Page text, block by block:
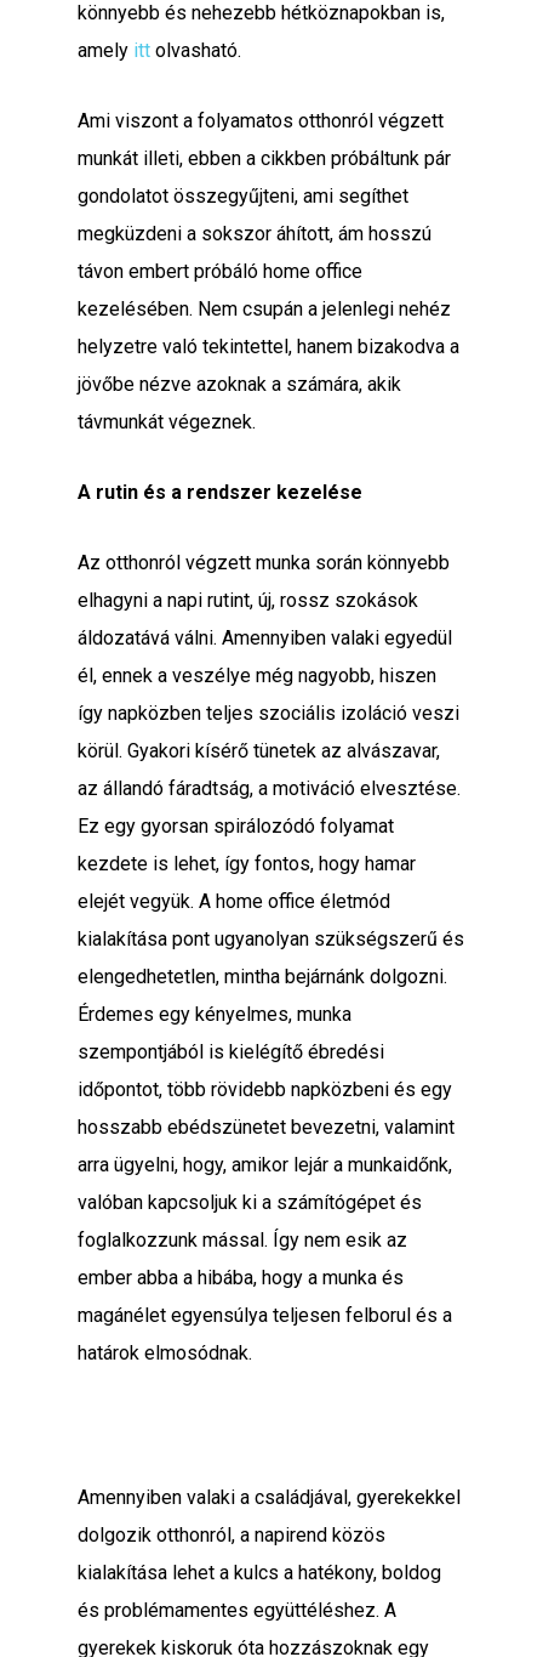
könnyebb és nehezebb hétköznapokban is,
amely ittolvasható.
Ami viszont a folyamatos otthonról végzett
munkát illeti, ebben a cikkben próbáltunk pár
gondolatot összegyűjteni, ami segíthet
megküzdeni a sokszor áhított, ám hosszú
távon embert próbáló home office
kezelésében. Nem csupán a jelenlegi nehéz
helyzetre való tekintettel, hanem bizakodva a
jövőbe nézve azoknak a számára, akik
távmunkát végeznek.
A rutin és a rendszer kezelése
Az otthonról végzett munka során könnyebb
elhagyni a napi rutint, új, rossz szokások
áldozatává válni. Amennyiben valaki egyedül
él, ennek a veszélye még nagyobb, hiszen
így napközben teljes szociális izoláció veszi
körül. Gyakori kísérő tünetek az alvászavar,
az állandó fáradtság, a motiváció elvesztése.
Ez egy gyorsan spirálozódó folyamat
kezdete is lehet, így fontos, hogy hamar
elejét vegyük. A home office életmód
kialakítása pont ugyanolyan szükségszerű és
elengedhetetlen, mintha bejárnánk dolgozni.
Érdemes egy kényelmes, munka
szempontjából is kielégítő ébredési
időpontot, több rövidebb napközbeni és egy
hosszabb ebédszünetet bevezetni, valamint
arra ügyelni, hogy, amikor lejár a munkaidőnk,
valóban kapcsoljuk ki a számítógépet és
foglalkozzunk mással. Így nem esik az
ember abba a hibába, hogy a munka és
magánélet egyensúlya teljesen felborul és a
határok elmosódnak.
Amennyiben valaki a családjával, gyerekekkel
dolgozik otthonról, a napirend közös
kialakítása lehet a kulcs a hatékony, boldog
és problémamentes együttéléshez. A
gyerekek kiskoruk óta hozzászoknak egy